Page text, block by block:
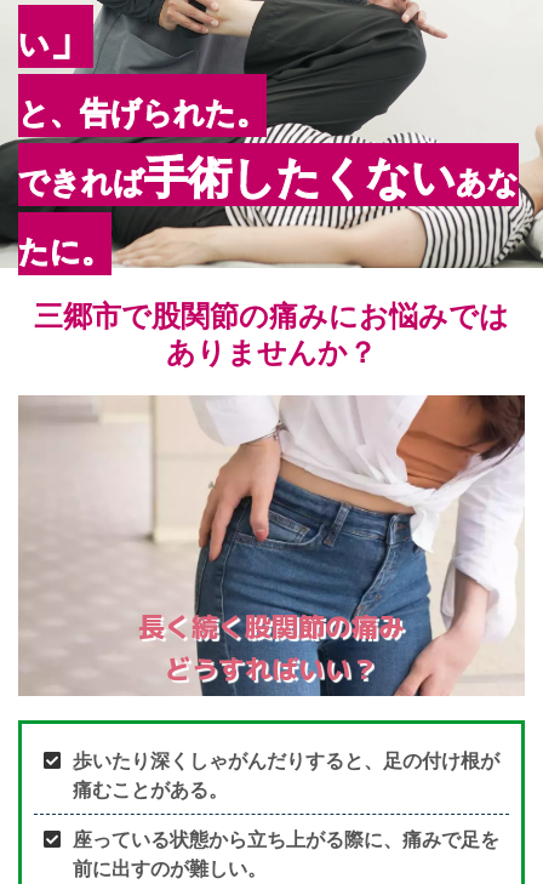
い 」
と、告げられた。
できれば手術したくないあな
たに。
三郷市で股関節の痛みにお悩みでは
ありませんか？
長く続く股関節の痛み
どうすればいい？
歩いたり深くしゃがんだりすると、足の付け根が
痛むことがある。
座っている状態から立ち上がる際に、痛みで足を
前に出すのが難しい。